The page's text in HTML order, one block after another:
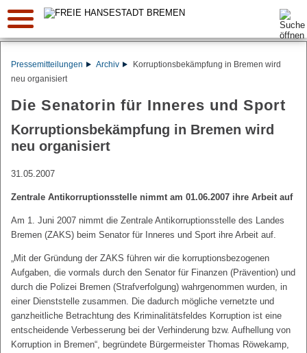
Suche:
Pressemitteilungen Archiv
Korruptionsbekämpfung in Bremen wird
neu organisiert
Die Senatorin für Inneres und Sport
Korruptionsbekämpfung in Bremen wird
neu organisiert
31.05.2007
Zentrale Antikorruptionsstelle nimmt am 01.06.2007 ihre Arbeit auf
Am 1. Juni 2007 nimmt die Zentrale Antikorruptionsstelle des Landes
Bremen (ZAKS) beim Senator für Inneres und Sport ihre Arbeit auf.
„Mit der Gründung der ZAKS führen wir die korruptionsbezogenen
Aufgaben, die vormals durch den Senator für Finanzen (Prävention) und
durch die Polizei Bremen (Strafverfolgung) wahrgenommen wurden, in
einer Dienststelle zusammen. Die dadurch mögliche vernetzte und
ganzheitliche Betrachtung des Kriminalitätsfeldes Korruption ist eine
entscheidende Verbesserung bei der Verhinderung bzw. Aufhellung von
Korruption in Bremen“, begründete Bürgermeister Thomas Röwekamp,